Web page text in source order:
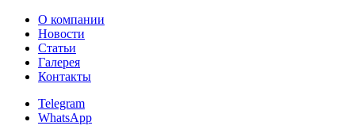
О компании
Новости
Статьи
Галерея
Контакты
Telegram
WhatsApp